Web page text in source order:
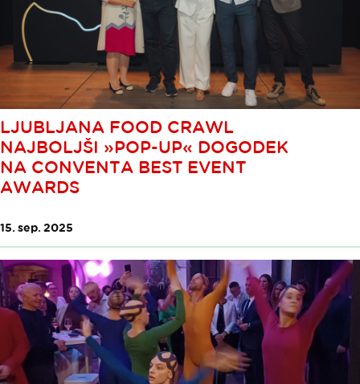
LJUBLJANA FOOD CRAWL
NAJBOLJŠI »POP-UP« DOGODEK
NA CONVENTA BEST EVENT
AWARDS
15. sep. 2025